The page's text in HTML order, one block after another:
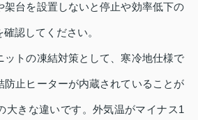
架台を設置しないと停止や効率低下の
認してください。
ットの凍結対策として、寒冷地仕様で
防止ヒーターが内蔵されていることが
大きな違いです。外気温がマイナス1